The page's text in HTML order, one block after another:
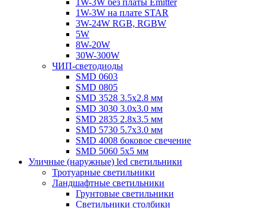
1W-3W без платы Emitter
1W-3W на плате STAR
3W-24W RGB, RGBW
5W
8W-20W
30W-300W
ЧИП-светодиоды
SMD 0603
SMD 0805
SMD 3528 3.5х2.8 мм
SMD 3030 3.0x3.0 мм
SMD 2835 2.8x3.5 мм
SMD 5730 5.7х3.0 мм
SMD 4008 боковое свечение
SMD 5060 5x5 мм
Уличные (наружные) led светильники
Тротуарные светильники
Ландшафтные светильники
Грунтовые светильники
Светильники столбики